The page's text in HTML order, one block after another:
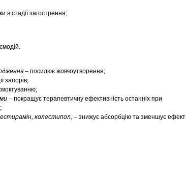
в стадії загострення;
– посилює жовчоутворення;
запорів;
– покращує терапевтичну ефективність останніх при
колестипол, – знижує абсорбцію та зменшує ефект